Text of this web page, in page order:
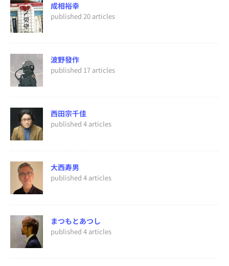
成相裕幸
published 20 articles
波野發作
published 17 articles
西田宗千佳
published 4 articles
大西寿男
published 4 articles
まつもとあつし
published 4 articles